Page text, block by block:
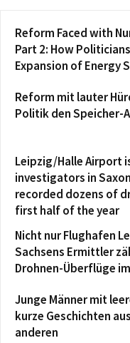
Reform Faced with
Part 2: How
Expansion of Energy
Reform mit lauter
Politik den Speicher-
Leipzig/Halle Airport
investigators in
recorded dozens of
first half of the year
Nicht nur Flughafen
Sachsens Ermittler
Drohnen-Überflüge
Junge Männer mit
kurze Geschichten
anderen